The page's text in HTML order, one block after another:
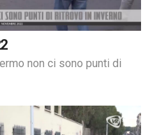
non ci sono punti di